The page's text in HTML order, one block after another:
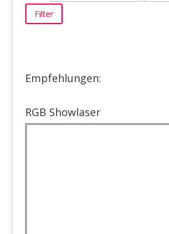
Preis
Filter
Empfehlungen:
RGB Showlaser